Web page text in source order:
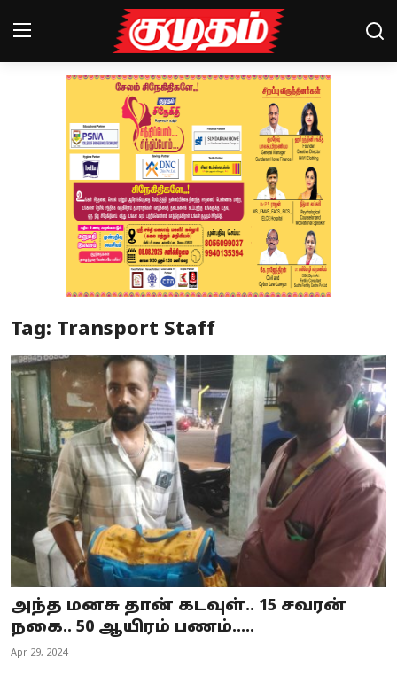
Magazines
Special Story
Business
Crime
Tamilnadu
National
World
Astrology
Spirituality
Tag: Transport Staff
அந்த மனசு தான் கடவுள்.. 15 சவரன்
நகை.. 50 ஆயிரம் பணம்.....
Apr 29, 2024